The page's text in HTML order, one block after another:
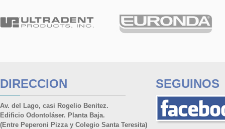
DIRECCION
Av. del Lago, casi Rogelio Benitez.
Edificio Odontoláser. Planta Baja.
(Entre Peperoni Pizza y Colegio Santa Teresita)
SEGUINOS